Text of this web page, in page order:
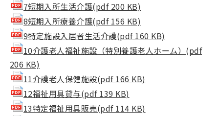
7短期入所生活介護(pdf 200 KB)
8短期入所療養介護(pdf 156 KB)
9特定施設入居者生活介護(pdf 160 KB)
10介護老人福祉施設（特別養護老人ホーム）(pdf
206 KB)
11介護老人保健施設(pdf 166 KB)
12福祉用具貸与(pdf 139 KB)
13特定福祉用具販売(pdf 114 KB)